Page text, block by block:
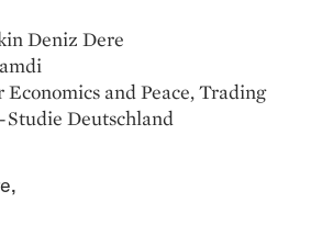
Deniz Dere
and Peace, Trading
Deutschland
,